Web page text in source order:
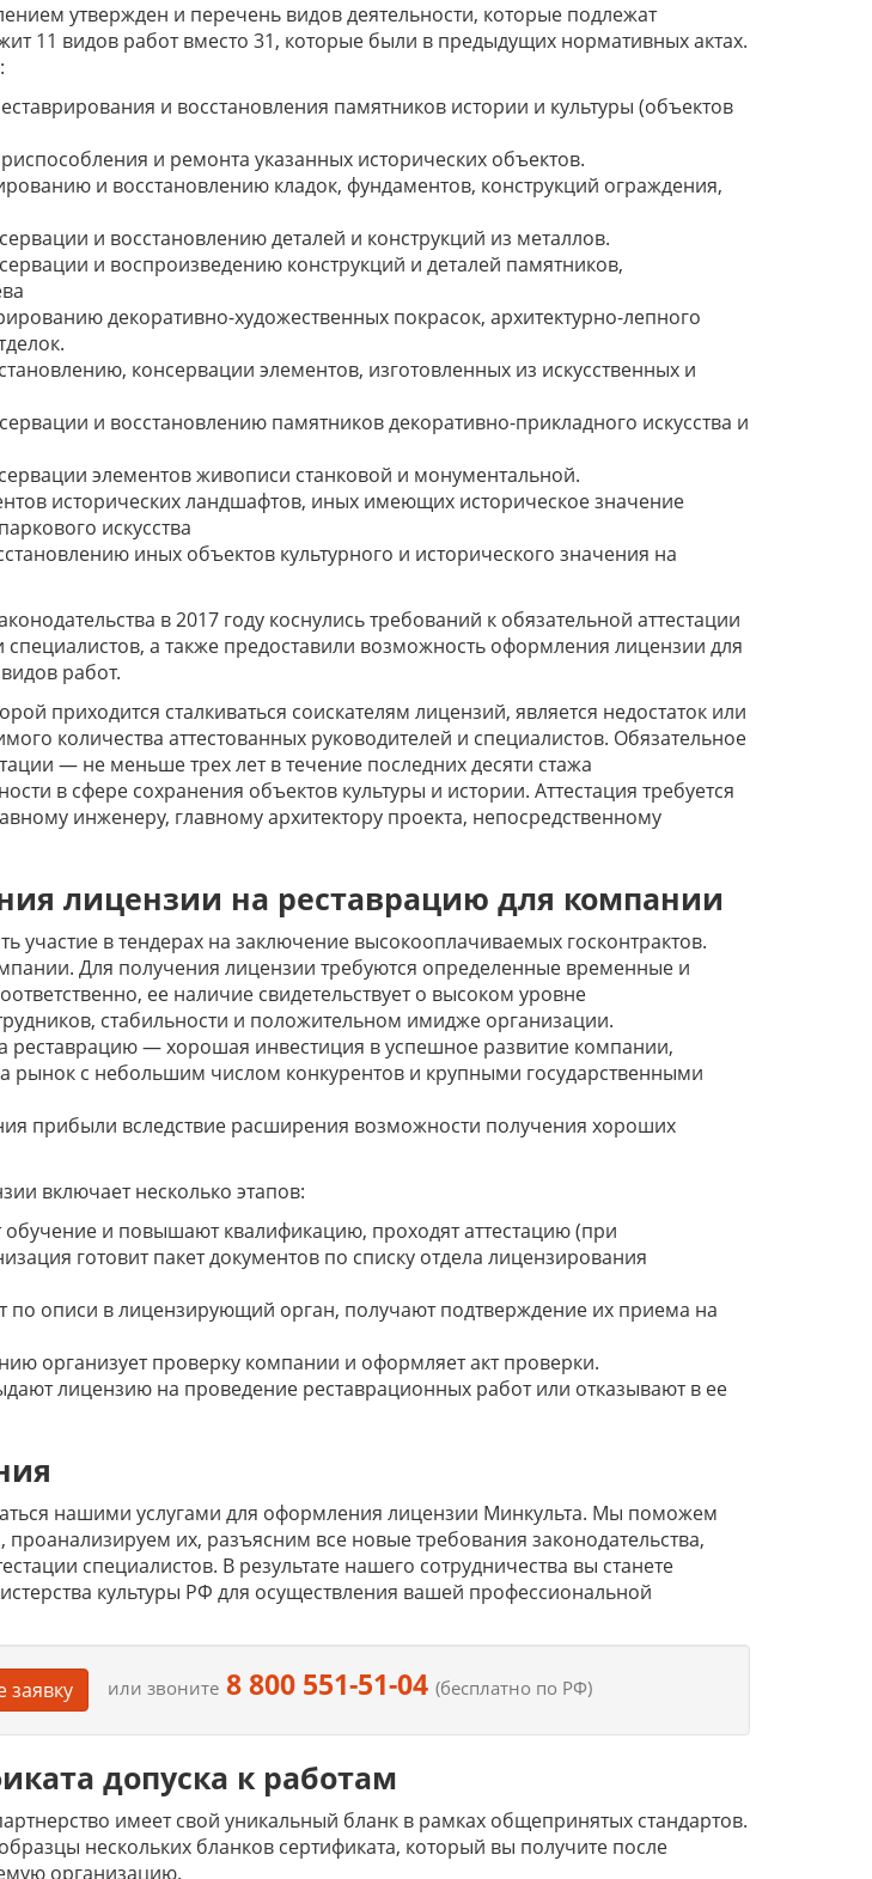
утвержден и перечень видов деятельности, которые подлежат
11 видов работ вместо 31, которые были в предыдущих нормативных актах.
и восстановления памятников истории и культуры (объектов
и ремонта указанных исторических объектов.
и восстановлению кладок, фундаментов, конструкций ограждения,
и восстановлению деталей и конструкций из металлов.
и воспроизведению конструкций и деталей памятников,
декоративно-художественных покрасок, архитектурно-лепного
консервации элементов, изготовленных из искусственных и
и восстановлению памятников декоративно-прикладного искусства и
элементов живописи станковой и монументальной.
исторических ландшафтов, иных имеющих историческое значение
искусства
иных объектов культурного и исторического значения на
в 2017 году коснулись требований к обязательной аттестации
а также предоставили возможность оформления лицензии для
работ.
приходится сталкиваться соискателям лицензий, является недостаток или
количества аттестованных руководителей и специалистов. Обязательное
— не меньше трех лет в течение последних десяти стажа
в сфере сохранения объектов культуры и истории. Аттестация требуется
инженеру, главному архитектору проекта, непосредственному
лицензии на реставрацию для компании
участие в тендерах на заключение высокооплачиваемых госконтрактов.
Для получения лицензии требуются определенные временные и
ее наличие свидетельствует о высоком уровне
стабильности и положительном имидже организации.
реставрацию — хорошая инвестиция в успешное развитие компании,
рынок с небольшим числом конкурентов и крупными государственными
прибыли вследствие расширения возможности получения хороших
включает несколько этапов:
обучение и повышают квалификацию, проходят аттестацию (при
готовит пакет документов по списку отдела лицензирования
по описи в лицензирующий орган, получают подтверждение их приема на
организует проверку компании и оформляет акт проверки.
лицензию на проведение реставрационных работ или отказывают в ее
нашими услугами для оформления лицензии Минкульта. Мы поможем
проанализируем их, разъясним все новые требования законодательства,
специалистов. В результате нашего сотрудничества вы станете
культуры РФ для осуществления вашей профессиональной
заявку или звоните8 800 551-51-04 (бесплатно по РФ)
допуска к работам
имеет свой уникальный бланк в рамках общепринятых стандартов.
нескольких бланков сертификата, который вы получите после
организацию.